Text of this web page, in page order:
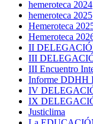
hemeroteca 2024
hemeroteca 2025
Hemeroteca
Hemeroteca
II
III
III Encuentro
Informe DDHH
IV
IX
Justiclima